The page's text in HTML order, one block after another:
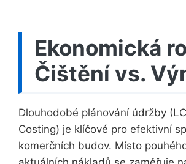
Ekonomická
Čištění vs.
Dlouhodobé plánování údržby
Costing) je klíčové pro efektivní
komerčních budov. Místo